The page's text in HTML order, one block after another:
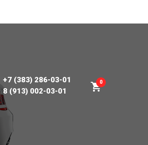
+7 (383) 286-03-01
8 (913) 002-03-01
0